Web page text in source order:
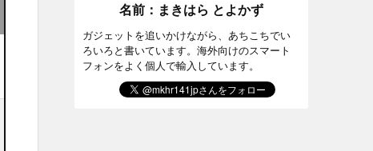
名前：まきはら とよかず
ガジェットを追いかけながら、あちこちでい
ろいろと書いています。海外向けのスマート
フォンをよく個人で輸入しています。